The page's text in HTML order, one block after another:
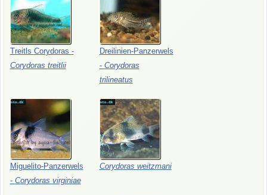
Treitls Corydoras -
Corydoras treitlii
Dreilinien-Panzerwels
- Corydoras
trilineatus
Miguelito-Panzerwels
- Corydoras virginiae
Corydoras weitzmani